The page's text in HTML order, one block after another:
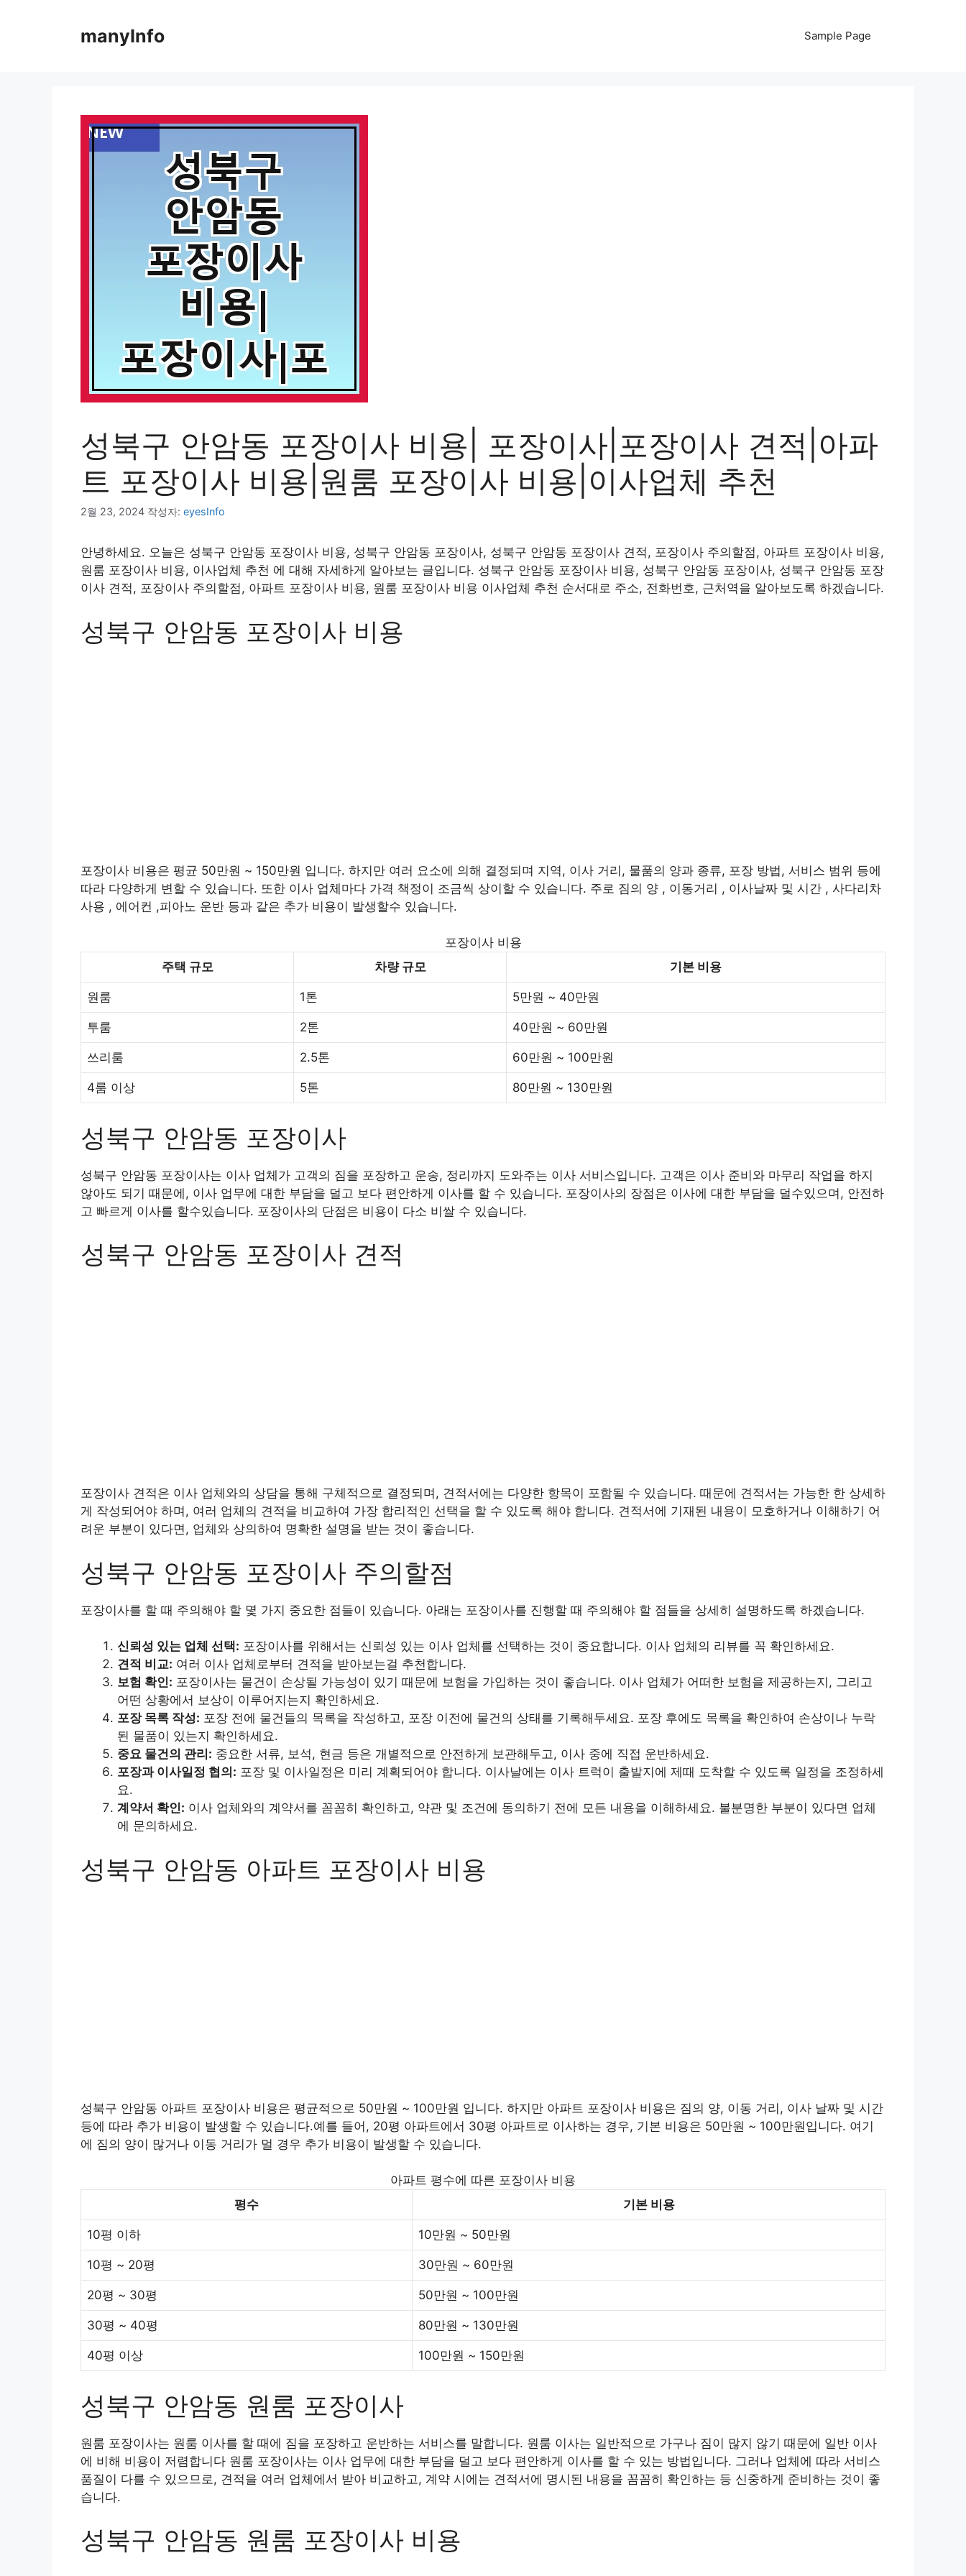
manyInfo Sample Page
성북구 안암동 포장이사 비용| 포장이사|포장이사 견적|아파
트 포장이사 비용|원룸 포장이사 비용|이사업체 추천
2월 23, 2024 작성자: eyesInfo
안녕하세요. 오늘은 성북구 안암동 포장이사 비용, 성북구 안암동 포장이사, 성북구 안암동 포장이사 견적, 포장이사 주의할점, 아파트 포장이사 비용,
원룸 포장이사 비용, 이사업체 추천 에 대해 자세하게 알아보는 글입니다. 성북구 안암동 포장이사 비용, 성북구 안암동 포장이사, 성북구 안암동 포장
이사 견적, 포장이사 주의할점, 아파트 포장이사 비용, 원룸 포장이사 비용 이사업체 추천 순서대로 주소, 전화번호, 근처역을 알아보도록 하겠습니다.
성북구 안암동 포장이사 비용
포장이사 비용은 평균 50만원 ~ 150만원 입니다. 하지만 여러 요소에 의해 결정되며 지역, 이사 거리, 물품의 양과 종류, 포장 방법, 서비스 범위 등에
따라 다양하게 변할 수 있습니다. 또한 이사 업체마다 가격 책정이 조금씩 상이할 수 있습니다. 주로 짐의 양 , 이동거리 , 이사날짜 및 시간 , 사다리차
사용 , 에어컨 ,피아노 운반 등과 같은 추가 비용이 발생할수 있습니다.
포장이사 비용
주택 규모
차량 규모 기본 비용
원룸 1톤 5만원 ~ 40만원
투룸 2톤 40만원 ~ 60만원
쓰리룸 2.5톤 60만원 ~ 100만원
4룸 이상 5톤 80만원 ~ 130만원
성북구 안암동 포장이사
성북구 안암동 포장이사는 이사 업체가 고객의 짐을 포장하고 운송, 정리까지 도와주는 이사 서비스입니다. 고객은 이사 준비와 마무리 작업을 하지
않아도 되기 때문에, 이사 업무에 대한 부담을 덜고 보다 편안하게 이사를 할 수 있습니다. 포장이사의 장점은 이사에 대한 부담을 덜수있으며, 안전하
고 빠르게 이사를 할수있습니다. 포장이사의 단점은 비용이 다소 비쌀 수 있습니다.
성북구 안암동 포장이사 견적
포장이사 견적은 이사 업체와의 상담을 통해 구체적으로 결정되며, 견적서에는 다양한 항목이 포함될 수 있습니다. 때문에 견적서는 가능한 한 상세하
게 작성되어야 하며, 여러 업체의 견적을 비교하여 가장 합리적인 선택을 할 수 있도록 해야 합니다. 견적서에 기재된 내용이 모호하거나 이해하기 어
려운 부분이 있다면, 업체와 상의하여 명확한 설명을 받는 것이 좋습니다.
성북구 안암동 포장이사 주의할점
포장이사를 할 때 주의해야 할 몇 가지 중요한 점들이 있습니다. 아래는 포장이사를 진행할 때 주의해야 할 점들을 상세히 설명하도록 하겠습니다.
신뢰성 있는 업체 선택: 포장이사를 위해서는 신뢰성 있는 이사 업체를 선택하는 것이 중요합니다. 이사 업체의 리뷰를 꼭 확인하세요.
견적 비교: 여러 이사 업체로부터 견적을 받아보는걸 추천합니다.
보험 확인: 포장이사는 물건이 손상될 가능성이 있기 때문에 보험을 가입하는 것이 좋습니다. 이사 업체가 어떠한 보험을 제공하는지, 그리고
어떤 상황에서 보상이 이루어지는지 확인하세요.
포장 목록 작성: 포장 전에 물건들의 목록을 작성하고, 포장 이전에 물건의 상태를 기록해두세요. 포장 후에도 목록을 확인하여 손상이나 누락
된 물품이 있는지 확인하세요.
중요 물건의 관리: 중요한 서류, 보석, 현금 등은 개별적으로 안전하게 보관해두고, 이사 중에 직접 운반하세요.
포장과 이사일정 협의: 포장 및 이사일정은 미리 계획되어야 합니다. 이사날에는 이사 트럭이 출발지에 제때 도착할 수 있도록 일정을 조정하세
요.
계약서 확인: 이사 업체와의 계약서를 꼼꼼히 확인하고, 약관 및 조건에 동의하기 전에 모든 내용을 이해하세요. 불분명한 부분이 있다면 업체
에 문의하세요.
성북구 안암동 아파트 포장이사 비용
성북구 안암동 아파트 포장이사 비용은 평균적으로 50만원 ~ 100만원 입니다. 하지만 아파트 포장이사 비용은 짐의 양, 이동 거리, 이사 날짜 및 시간
등에 따라 추가 비용이 발생할 수 있습니다.예를 들어, 20평 아파트에서 30평 아파트로 이사하는 경우, 기본 비용은 50만원 ~ 100만원입니다. 여기
에 짐의 양이 많거나 이동 거리가 멀 경우 추가 비용이 발생할 수 있습니다.
아파트 평수에 따른 포장이사 비용
평수
기본 비용
10평 이하 10만원 ~ 50만원
10평 ~ 20평 30만원 ~ 60만원
20평 ~ 30평 50만원 ~ 100만원
30평 ~ 40평 80만원 ~ 130만원
40평 이상 100만원 ~ 150만원
성북구 안암동 원룸 포장이사
원룸 포장이사는 원룸 이사를 할 때에 짐을 포장하고 운반하는 서비스를 말합니다. 원룸 이사는 일반적으로 가구나 짐이 많지 않기 때문에 일반 이사
에 비해 비용이 저렴합니다 원룸 포장이사는 이사 업무에 대한 부담을 덜고 보다 편안하게 이사를 할 수 있는 방법입니다. 그러나 업체에 따라 서비스
품질이 다를 수 있으므로, 견적을 여러 업체에서 받아 비교하고, 계약 시에는 견적서에 명시된 내용을 꼼꼼히 확인하는 등 신중하게 준비하는 것이 좋
습니다.
성북구 안암동 원룸 포장이사 비용